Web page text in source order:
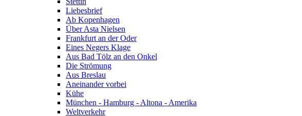
Liebesbrief
Ab Kopenhagen
Über Asta Nielsen
Frankfurt an der Oder
Eines Negers Klage
Aus Bad Tölz an den Onkel
Die Strömung
Aus Breslau
Aneinander vorbei
Kühe
München - Hamburg - Altona - Amerika
Weltverkehr